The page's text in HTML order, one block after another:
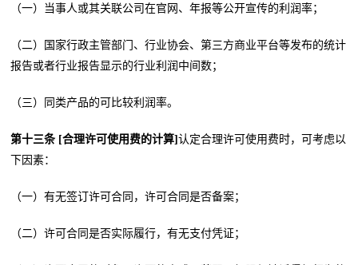
（一）当事人或其关联公司在官网、年报等公开宣传的利润率；
（二）国家行政主管部门、行业协会、第三方商业平台等发布的统计
报告或者行业报告显示的行业利润中间数；
（三）同类产品的可比较利润率。
第十三条 [合理许可使用费的计算]认定合理许可使用费时，可考虑以
下因素：
（一）有无签订许可合同，许可合同是否备案；
（二）许可合同是否实际履行，有无支付凭证；